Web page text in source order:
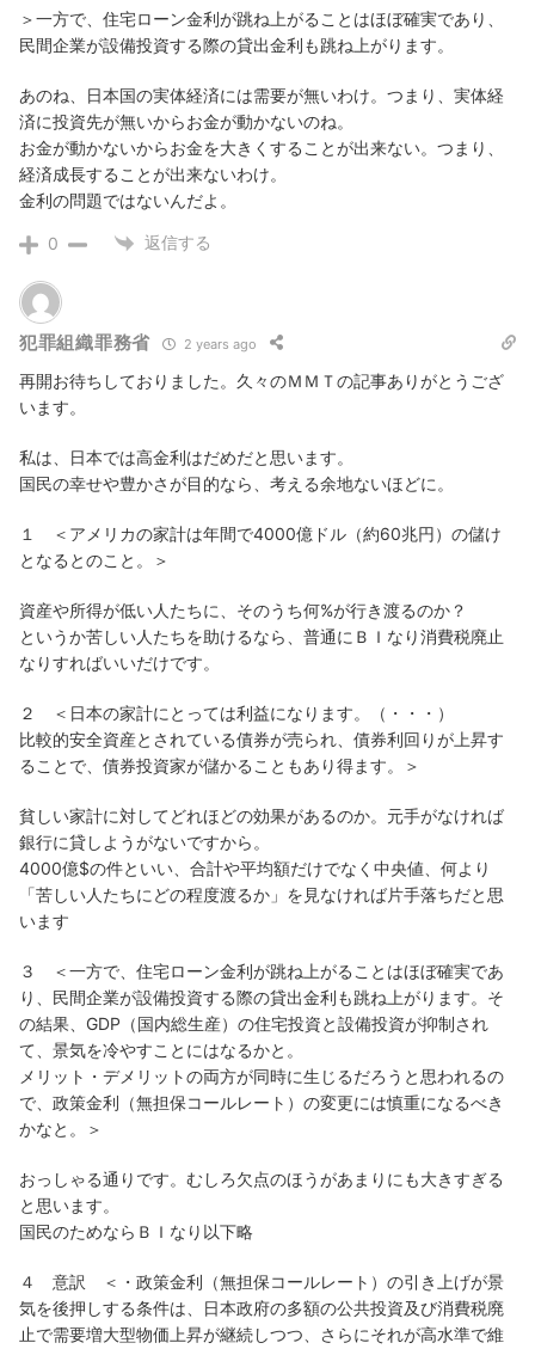
＞一方で、住宅ローン金利が跳ね上がることはほぼ確実であり、
民間企業が設備投資する際の貸出金利も跳ね上がります。
あのね、日本国の実体経済には需要が無いわけ。つまり、実体経
済に投資先が無いからお金が動かないのね。
お金が動かないからお金を大きくすることが出来ない。つまり、
経済成長することが出来ないわけ。
金利の問題ではないんだよ。
0 返信する
犯罪組織罪務省 2 years ago
再開お待ちしておりました。久々のＭＭＴの記事ありがとうござ
います。
私は、日本では高金利はだめだと思います。
国民の幸せや豊かさが目的なら、考える余地ないほどに。
１ ＜アメリカの家計は年間で4000億ドル（約60兆円）の儲け
となるとのこと。＞
資産や所得が低い人たちに、そのうち何%が行き渡るのか？
というか苦しい人たちを助けるなら、普通にＢＩなり消費税廃止
なりすればいいだけです。
２ ＜日本の家計にとっては利益になります。（・・・）
比較的安全資産とされている債券が売られ、債券利回りが上昇す
ることで、債券投資家が儲かることもあり得ます。＞
貧しい家計に対してどれほどの効果があるのか。元手がなければ
銀行に貸しようがないですから。
4000億$の件といい、合計や平均額だけでなく中央値、何より
「苦しい人たちにどの程度渡るか」を見なければ片手落ちだと思
います
３ ＜一方で、住宅ローン金利が跳ね上がることはほぼ確実であ
り、民間企業が設備投資する際の貸出金利も跳ね上がります。そ
の結果、GDP（国内総生産）の住宅投資と設備投資が抑制され
て、景気を冷やすことにはなるかと。
メリット・デメリットの両方が同時に生じるだろうと思われるの
で、政策金利（無担保コールレート）の変更には慎重になるべき
かなと。＞
おっしゃる通りです。むしろ欠点のほうがあまりにも大きすぎる
と思います。
国民のためならＢＩなり以下略
４ 意訳 ＜・政策金利（無担保コールレート）の引き上げが景
気を後押しする条件は、日本政府の多額の公共投資及び消費税廃
止で需要増大型物価上昇が継続しつつ、さらにそれが高水準で維